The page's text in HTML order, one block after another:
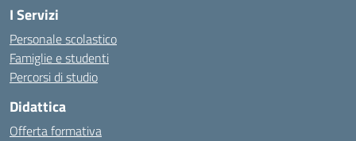
I Servizi
Personale scolastico
Famiglie e studenti
Percorsi di studio
Didattica
Offerta formativa